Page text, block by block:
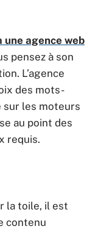
une agence web
pensez à son
L’agence
des mots-
sur les moteurs
au point des
requis.
la toile, il est
contenu